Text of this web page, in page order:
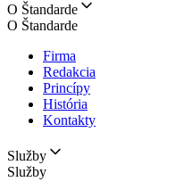
O Štandarde
O Štandarde
Firma
Redakcia
Princípy
História
Kontakty
Služby
Služby